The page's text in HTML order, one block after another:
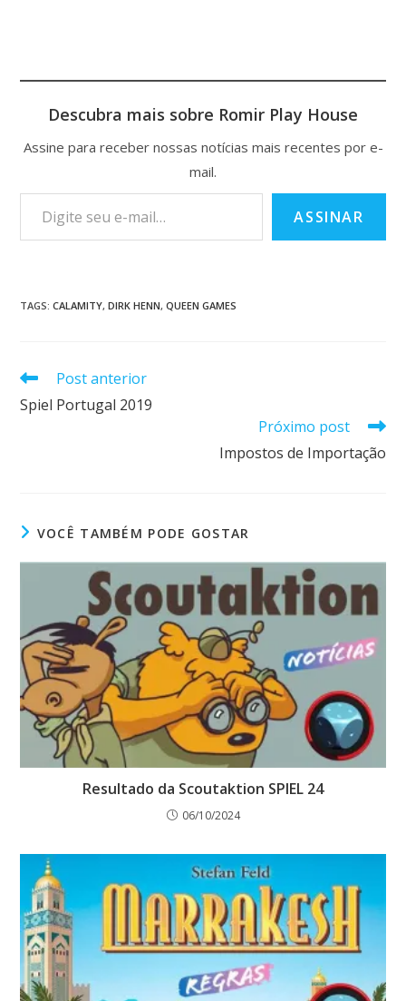
Descubra mais sobre Romir Play House
Assine para receber nossas notícias mais recentes por e-
mail.
ASSINAR
TAGS:CALAMITY, DIRK HENN, QUEEN GAMES
Post anterior
Spiel Portugal 2019
Próximo post
Impostos de Importação
VOCÊ TAMBÉM PODE GOSTAR
Resultado da Scoutaktion SPIEL 24
06/10/2024